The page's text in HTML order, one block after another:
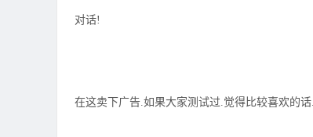
对话!
在这卖下广告.如果大家测试过.觉得比较喜欢的